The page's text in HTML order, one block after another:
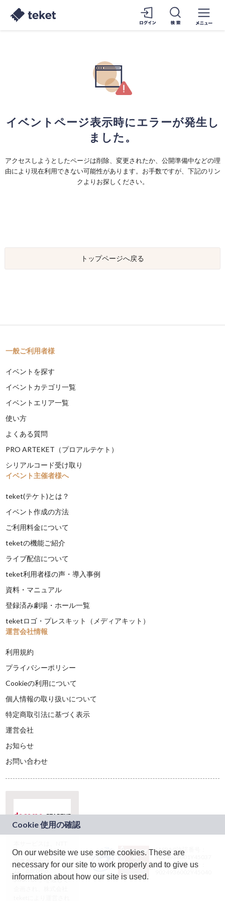
イベントページ表示時にエラーが発生し
ました。
アクセスしようとしたページは削除、変更されたか、公開準備中などの理
由により現在利用できない可能性があります。お手数ですが、下記のリン
クよりお探しください。
トップページへ戻る
一般ご利用者様
イベントを探す
イベントカテゴリ一覧
イベントエリア一覧
使い方
よくある質問
PRO ARTEKET（プロアルテケト）
シリアルコード受け取り
イベント主催者様へ
teket(テケト)とは？
イベント作成の方法
ご利用料金について
teketの機能ご紹介
ライブ配信について
teket利用者様の声・導入事例
資料・マニュアル
登録済み劇場・ホール一覧
teketロゴ・プレスキット（メディアキット）
運営会社情報
利用規約
プライバシーポリシー
Cookieの利用について
個人情報の取り扱いについて
特定商取引法に基づく表示
運営会社
お知らせ
お問い合わせ
ドコモグループの新
規事業創出プログラ
ム「docomo
STARTUP」を通じて
JASRAC許諾番号：
9024936001Y45037
JASRAC許諾番号：
On our website we use some cookies. These are
necessary for our site to work properly and to give us
information about how our site is used.